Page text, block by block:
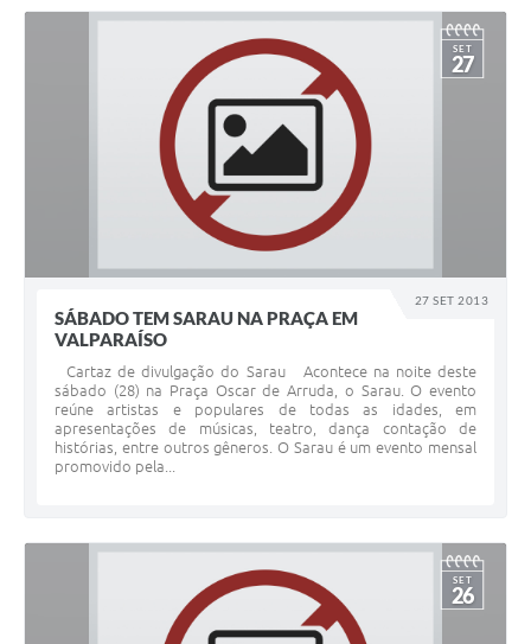
Galeria de Fotos
Contratos
Ouvidoria
Audiências Públicas
27 SET 2013
SET
27
SÁBADO TEM SARAU NA PRAÇA EM
VALPARAÍSO
Cartaz de divulgação do Sarau Acontece na noite deste
sábado (28) na Praça Oscar de Arruda, o Sarau. O evento
reúne artistas e populares de todas as idades, em
apresentações de músicas, teatro, dança contação de
histórias, entre outros gêneros. O Sarau é um evento mensal
promovido pela...
SET
26